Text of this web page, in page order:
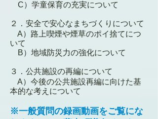
C）学童保育の充実について
２．安全で安心なまちづくりについて
A）路上喫煙や煙草のポイ捨てにつ
いて
B）地域防災力の強化について
３．公共施設の再編について
A）今後の公共施設再編に向けた基
本的な考えについて​
※一般質問の録画動画をご覧にな